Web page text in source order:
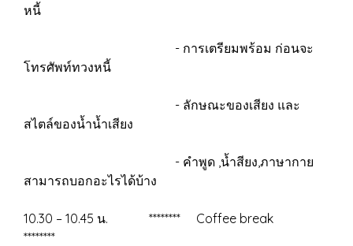
หนี้
- การเตรียมพร้อม ก่อนจะ
โทรศัพท์ทวงหนี้
- ลักษณะของเสียง และ
สไตล์ของน้ำน้ำเสียง
- คำพูด ,น้ำสียง,ภาษากาย
สามารถบอกอะไรได้บ้าง
10.30 – 10.45 น. ******** Coffee break
********